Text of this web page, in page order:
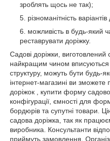
зроблять щось не так);
різноманітність
можливість в будь-який
реставрувати доріжку.
Садові доріжки,
найкращим чином
структуру, можуть бути будь-
інтернет-магазині ви зможете
доріжок , купити форму
конфігурації, ємності для
бордюрів та супутні товари.
садова доріжка, так як
виробника. Консультанти
приймуть замовлення.